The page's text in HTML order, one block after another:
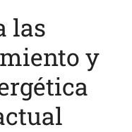
las
y